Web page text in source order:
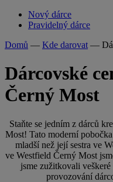
Nový dárce
Pravidelný dárce
Domů — Kde darovat —
Dárcovské
Černý Most
Staňte se jedním z dárců
Most! Tato moderní
mladší než její sestra ve
ve Westfield Černý Most
jsme zužitkovali
provozování